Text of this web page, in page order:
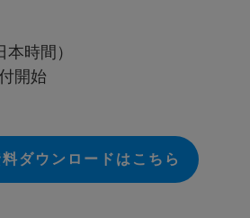
時間）
開始
ダウンロードはこちら